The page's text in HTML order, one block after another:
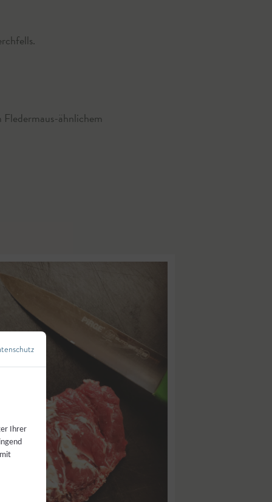
Fledermaus-ähnlichem
Ihrer
Zurück zur Übersicht